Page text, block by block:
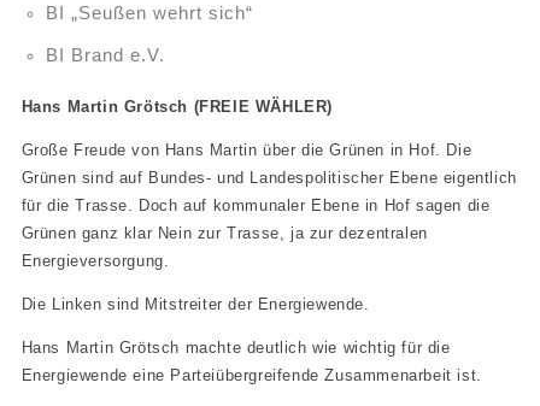
BI „Seußen wehrt sich“
BI Brand e.V.
Hans Martin Grötsch (FREIE WÄHLER)
Große Freude von Hans Martin über die Grünen in Hof. Die
Grünen sind auf Bundes- und Landespolitischer Ebene eigentlich
für die Trasse. Doch auf kommunaler Ebene in Hof sagen die
Grünen ganz klar Nein zur Trasse, ja zur dezentralen
Energieversorgung.
Die Linken sind Mitstreiter der Energiewende.
Hans Martin Grötsch machte deutlich wie wichtig für die
Energiewende eine Parteiübergreifende Zusammenarbeit ist.